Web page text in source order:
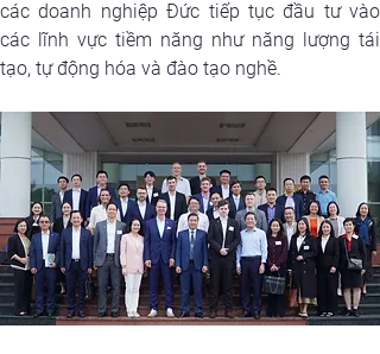
các doanh nghiệp Đức tiếp tục đầu tư vào
các lĩnh vực tiềm năng như năng lượng tái
tạo, tự động hóa và đào tạo nghề.